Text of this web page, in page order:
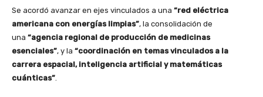
Se acordó avanzar en ejes vinculados a una “red eléctrica
americana con energías limpias”, la consolidación de
una “agencia regional de producción de medicinas
esenciales”, y la “coordinación en temas vinculados a la
carrera espacial, inteligencia artificial y matemáticas
cuánticas”.